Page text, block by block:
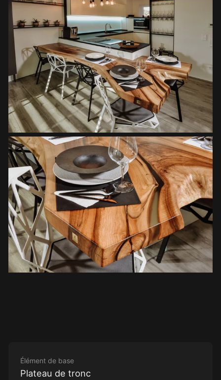
Élément de base
Plateau de tronc